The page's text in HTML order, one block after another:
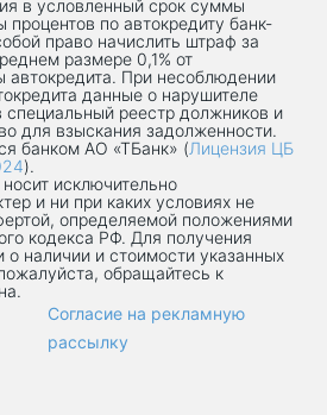
в условленный срок суммы
по автокредиту банк-
право начислить штраф за
размере 0,1% от
автокредита. При несоблюдении
данные о нарушителе
специальный реестр должников и
для взыскания задолженности.
банком АО «ТБанк» (Лицензия ЦБ
).
исключительно
и ни при каких условиях не
определяемой положениями
кодекса РФ. Для получения
наличии и стоимости указанных
обращайтесь к
Согласие на рекламную
рассылку